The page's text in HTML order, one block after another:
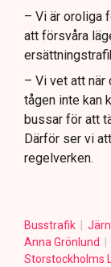
– Vi är oroliga
att försvåra
– Vi vet att när
tågen inte kan
bussar för att
Därför ser vi
regelverken.
Busstrafik
Anna Grönlund
Storstockholms